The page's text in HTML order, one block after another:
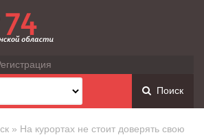
Поиск
» На курортах не стоит доверять свою